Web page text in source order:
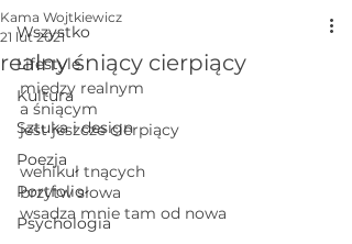
Wszystko
Lifestyle
Kultura
Sztuka i design
Poezja
Portfolio
Psychologia
realny śniący cierpiący
Kama Wojtkiewicz
21 lut 2021
między realnym
a śniącym
jest jeszcze cierpiący
wehikuł tnących
brzytw słowa
wsadza mnie tam od nowa